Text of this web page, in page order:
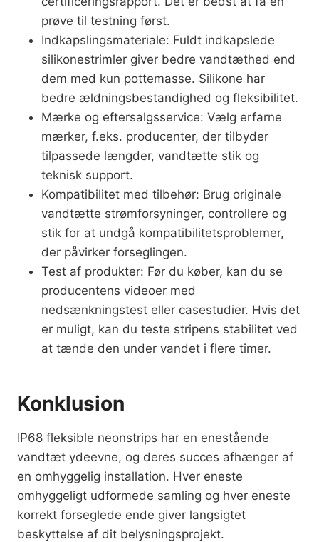
prøve til testning først.
Indkapslingsmateriale: Fuldt indkapslede
silikonestrimler giver bedre vandtæthed end
dem med kun pottemasse. Silikone har
bedre ældningsbestandighed og fleksibilitet.
Mærke og eftersalgsservice: Vælg erfarne
mærker, f.eks. producenter, der tilbyder
tilpassede længder, vandtætte stik og
teknisk support.
Kompatibilitet med tilbehør: Brug originale
vandtætte strømforsyninger, controllere og
stik for at undgå kompatibilitetsproblemer,
der påvirker forseglingen.
Test af produkter: Før du køber, kan du se
producentens videoer med
nedsænkningstest eller casestudier. Hvis det
er muligt, kan du teste stripens stabilitet ved
at tænde den under vandet i flere timer.
Konklusion
IP68 fleksible neonstrips har en enestående
vandtæt ydeevne, og deres succes afhænger af
en omhyggelig installation. Hver eneste
omhyggeligt udformede samling og hver eneste
korrekt forseglede ende giver langsigtet
beskyttelse af dit belysningsprojekt.